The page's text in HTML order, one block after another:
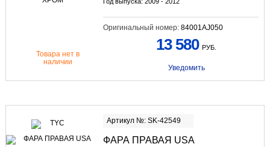
Оригинальный номер: 84001AJ050
Товара нет в
наличии
13 580 РУБ.
Уведомить
Артикул №: SK-42549
ФАРА ПРАВАЯ USA